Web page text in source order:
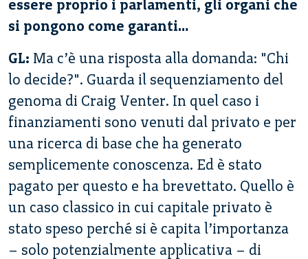
essere proprio i parlamenti, gli organi che
si pongono come garanti…
GL: Ma c’è una risposta alla domanda: "Chi
lo decide?". Guarda il sequenziamento del
genoma di Craig Venter. In quel caso i
finanziamenti sono venuti dal privato e per
una ricerca di base che ha generato
semplicemente conoscenza. Ed è stato
pagato per questo e ha brevettato. Quello è
un caso classico in cui capitale privato è
stato speso perché si è capita l’importanza
– solo potenzialmente applicativa – di